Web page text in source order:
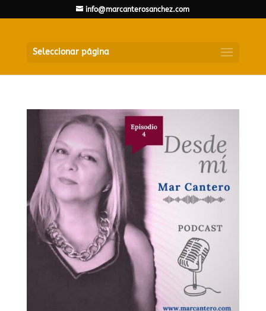
info@marcanterosanchez.com
Seleccionar página